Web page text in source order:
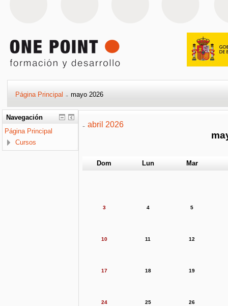
Página Principal mayo 2026
abril 2026
Dom Lun Mar
3 4 5
10 11 12
17 18 19
24 25 26
Navegación
Página Principal
Cursos